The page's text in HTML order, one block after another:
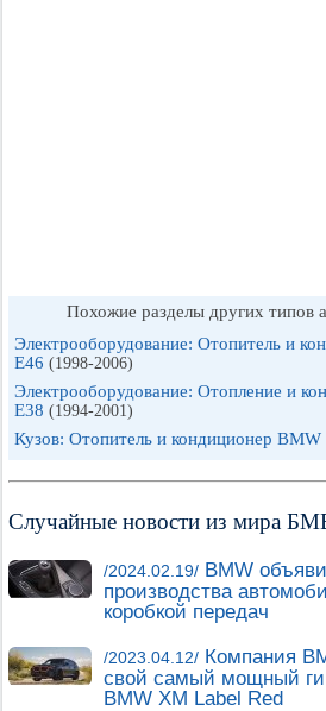
Похожие разделы других типов
Электрооборудование: Отопитель и
E46 (1998-2006)
Электрооборудование: Отопление и
E38 (1994-2001)
Кузов: Отопитель и кондиционер
Случайные новости из мира
/2024.02.19/ BMW
производства
коробкой передач
/2023.04.12/ Компания
свой самый мощный
BMW XM Label Red